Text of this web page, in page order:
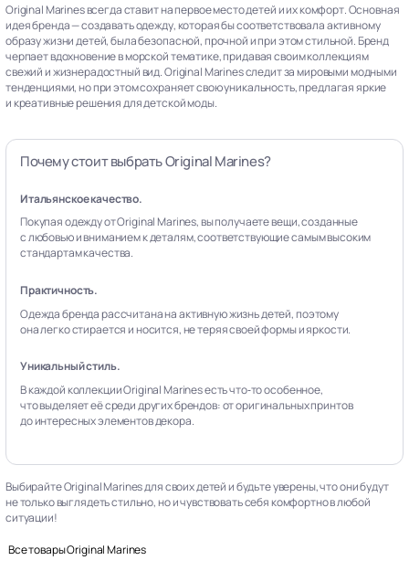
Original Marines всегда ставит на первое место детей и их комфорт. Основная
идея бренда — создавать одежду, которая бы соответствовала активному
образу жизни детей, была безопасной, прочной и при этом стильной. Бренд
черпает вдохновение в морской тематике, придавая своим коллекциям
свежий и жизнерадостный вид. Original Marines следит за мировыми модными
тенденциями, но при этом сохраняет свою уникальность, предлагая яркие
и креативные решения для детской моды.
Почему стоит выбрать Original Marines?
Итальянское качество.
Покупая одежду от Original Marines, вы получаете вещи, созданные
с любовью и вниманием к деталям, соответствующие самым высоким
стандартам качества.
Практичность.
Одежда бренда рассчитана на активную жизнь детей, поэтому
она легко стирается и носится, не теряя своей формы и яркости.
Уникальный стиль.
В каждой коллекции Original Marines есть что‑то особенное,
что выделяет её среди других брендов: от оригинальных принтов
до интересных элементов декора.
Выбирайте Original Marines для своих детей и будьте уверены, что они будут
не только выглядеть стильно, но и чувствовать себя комфортно в любой
ситуации!
Все товары Original Marines